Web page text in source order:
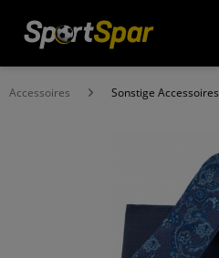
Accessoires Sonstige Accessoires